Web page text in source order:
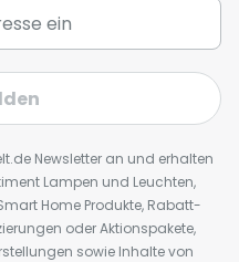
Newsletter an und erhalten
Lampen und Leuchten,
Home Produkte, Rabatt-
oder Aktionspakete,
sowie Inhalte von